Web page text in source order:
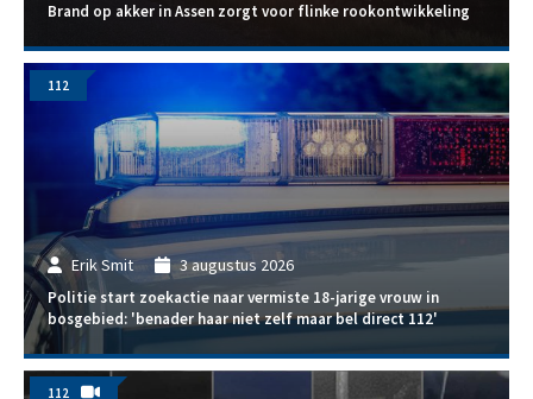
Brand op akker in Assen zorgt voor flinke rookontwikkeling
Erik Smit 3 augustus 2026
Politie start zoekactie naar vermiste 18-jarige vrouw in
bosgebied: 'benader haar niet zelf maar bel direct 112'
112
112